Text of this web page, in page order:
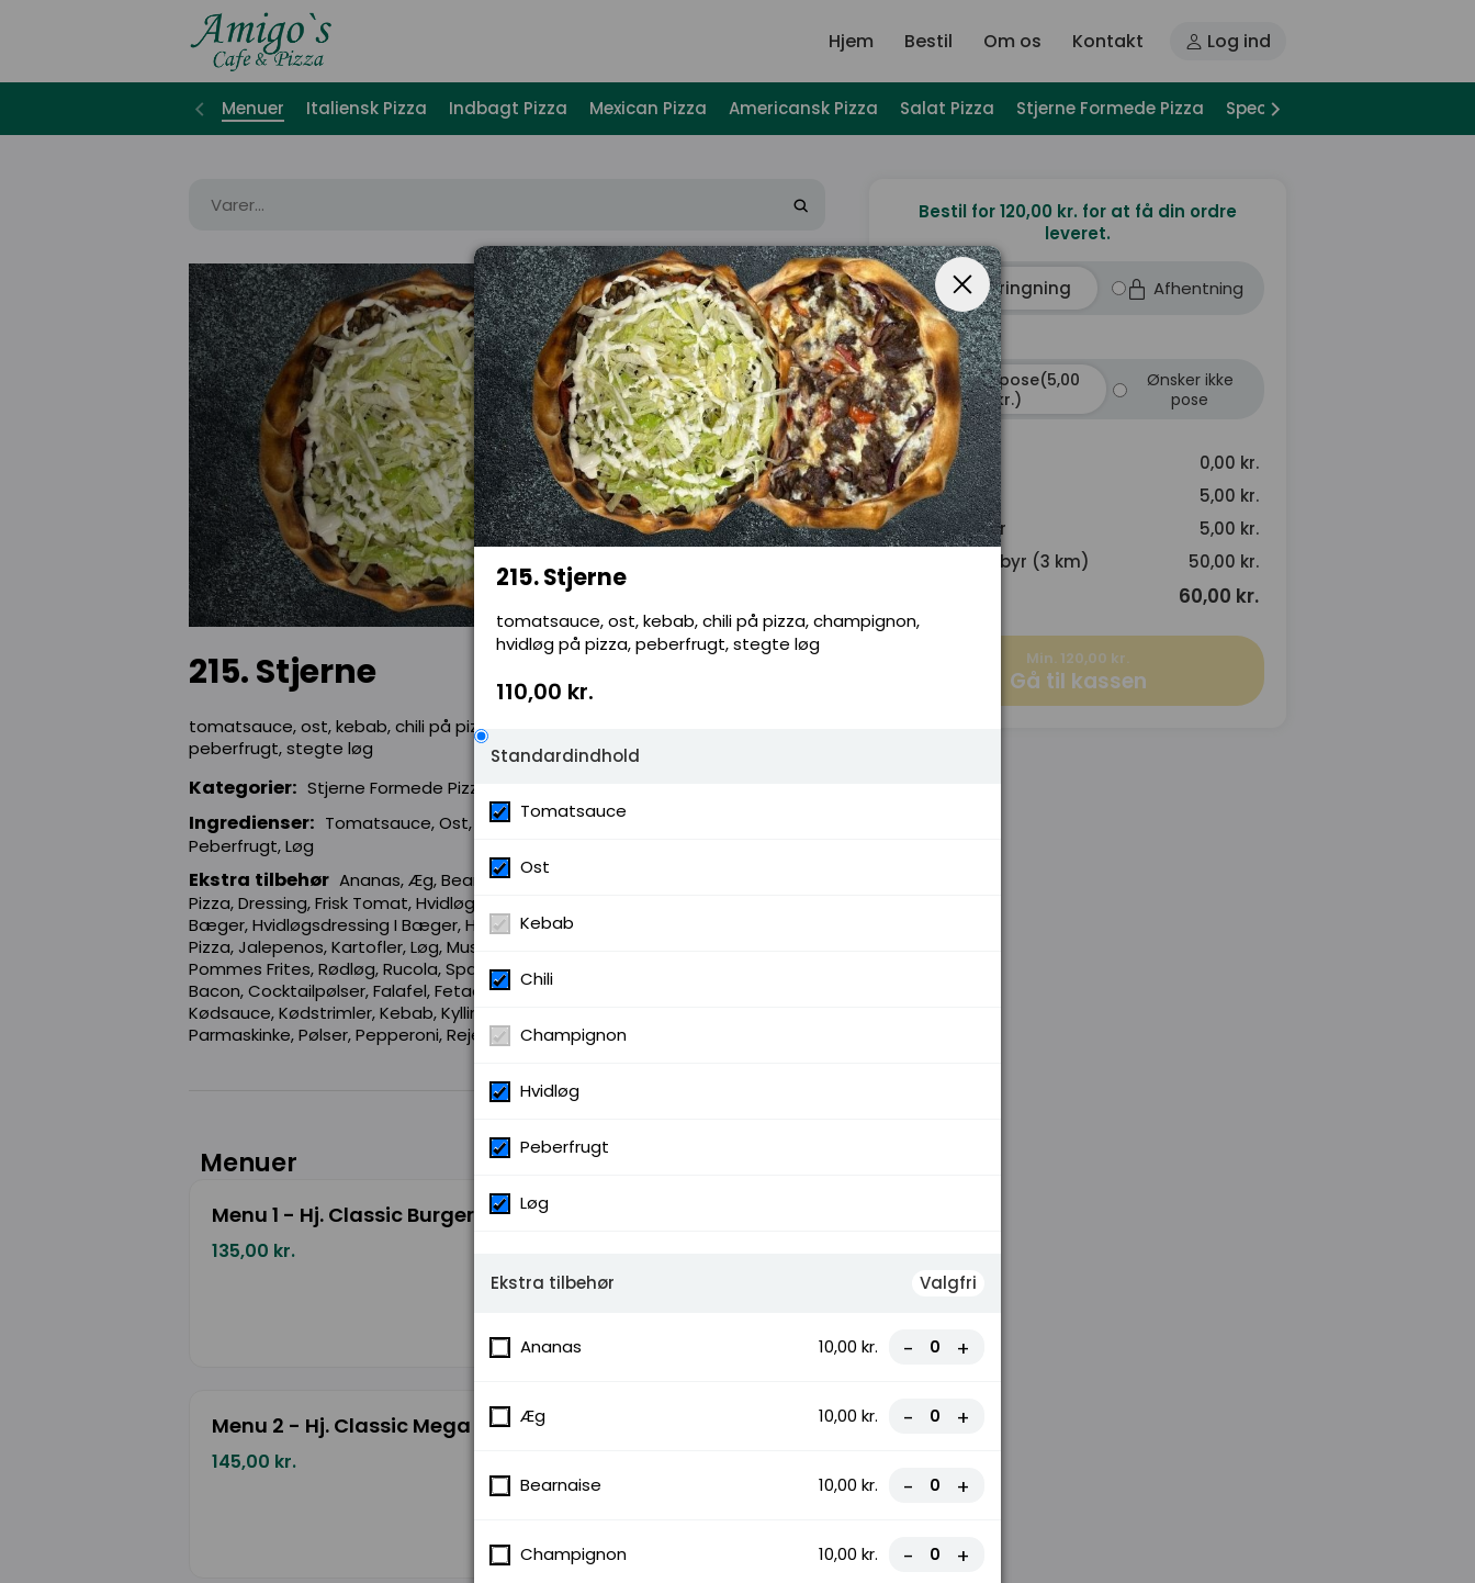
Hjem Bestil Om os Kontakt Log ind
Menuer Italiensk Pizza Indbagt Pizza Mexican Pizza Americansk Pizza Salat Pizza Stjerne Formede Pizza Special Pizza
215. Stjerne
tomatsauce, ost, kebab, chili på pizza, champignon, hvidløg på pizza,
peberfrugt, stegte løg
Kategorier: Stjerne Formede Pizza
Ingredienser: Tomatsauce, Ost, Kebab, Chili, Champignon, Hvidløg,
Peberfrugt, Løg
Ekstra tilbehør Ananas, Æg, Bearnaise, Champignon, Chili I Bæger, Chili På
Pizza, Dressing, Frisk Tomat, Hvidløg I Bæger, Hvidløg På Pizza, Hvidløgolie I
Bæger, Hvidløgsdressing I Bæger, Hvidløgsdressing På Pizza, Hvidløgsolie På
Pizza, Jalepenos, Kartofler, Løg, Muslinger, Nachos, Oliven, Peberfrugt, Pesto,
Pommes Frites, Rødløg, Rucola, Spaghetti, Tacosauce, Tomatsauce, Tunfisk,
Bacon, Cocktailpølser, Falafel, Fetaost, Gorgonzola, Kødbolle, Kødboller,
Kødsauce, Kødstrimler, Kebab, Kylling, Lufttørret Skinke, Oksefilet, Ost,
Parmaskinke, Pølser, Pepperoni, Rejer, Skinke
Menuer
Menu 1 - Hj. Classic Burger
135,00 kr.
Menu 2 - Hj. Classic Mega Burger
145,00 kr.
Bestil for 120,00 kr. for at få din ordre
leveret.
Udbringning Afhentning
Ønsker pose(5,00
kr.)
Ønsker ikke
pose
Subtotal
0,00 kr.
Pose
5,00 kr.
Servicegebyr
5,00 kr.
Leveringsgebyr (3 km)
50,00 kr.
60,00 kr.
Min. 120,00 kr.
Gå til kassen
215. Stjerne
tomatsauce, ost, kebab, chili på pizza, champignon,
hvidløg på pizza, peberfrugt, stegte løg
110,00 kr.
Standardindhold
Tomatsauce
Ost
Kebab
Chili
Champignon
Hvidløg
Peberfrugt
Løg
Ekstra tilbehør Valgfri
Ananas 10,00 kr. - +
Æg 10,00 kr. - +
Bearnaise 10,00 kr. - +
Champignon 10,00 kr. - +